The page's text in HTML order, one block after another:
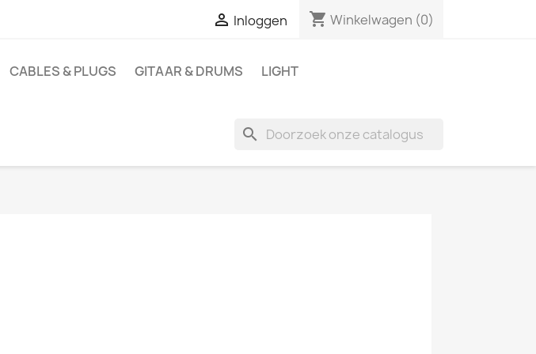
 Inloggen shopping_cart Winkelwagen (0)
CABLES & PLUGS GITAAR & DRUMS
LIGHT
search